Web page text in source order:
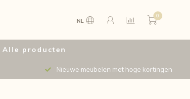
NL
0
Alle producten
Nieuwe meubelen met hoge kortingen